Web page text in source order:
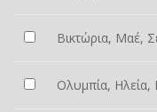
Βικτώρια, Μαέ,
Ολυμπία,